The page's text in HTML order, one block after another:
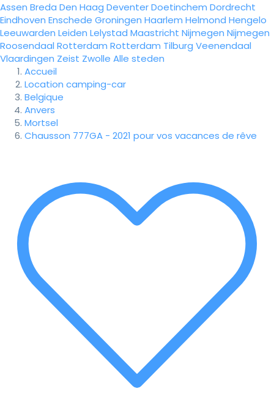
Assen Breda Den Haag DeventerDoetinchem Dordrecht
Eindhoven Enschede Groningen Haarlem Helmond Hengelo
Leeuwarden Leiden Lelystad Maastricht Nijmegen Nijmegen
Roosendaal Rotterdam Rotterdam Tilburg Veenendaal
Vlaardingen Zeist Zwolle Alle steden
Accueil
Location camping-car
Belgique
Anvers
Mortsel
Chausson 777GA - 2021 pour vos vacances de rêve